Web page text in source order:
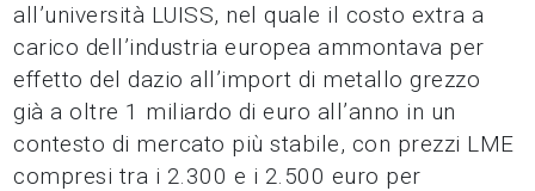
all’università LUISS, nel quale il costo extra a
carico dell’industria europea ammontava per
effetto del dazio all’import di metallo grezzo
già a oltre 1 miliardo di euro all’anno in un
contesto di mercato più stabile, con prezzi LME
compresi tra i 2.300 e i 2.500 euro per